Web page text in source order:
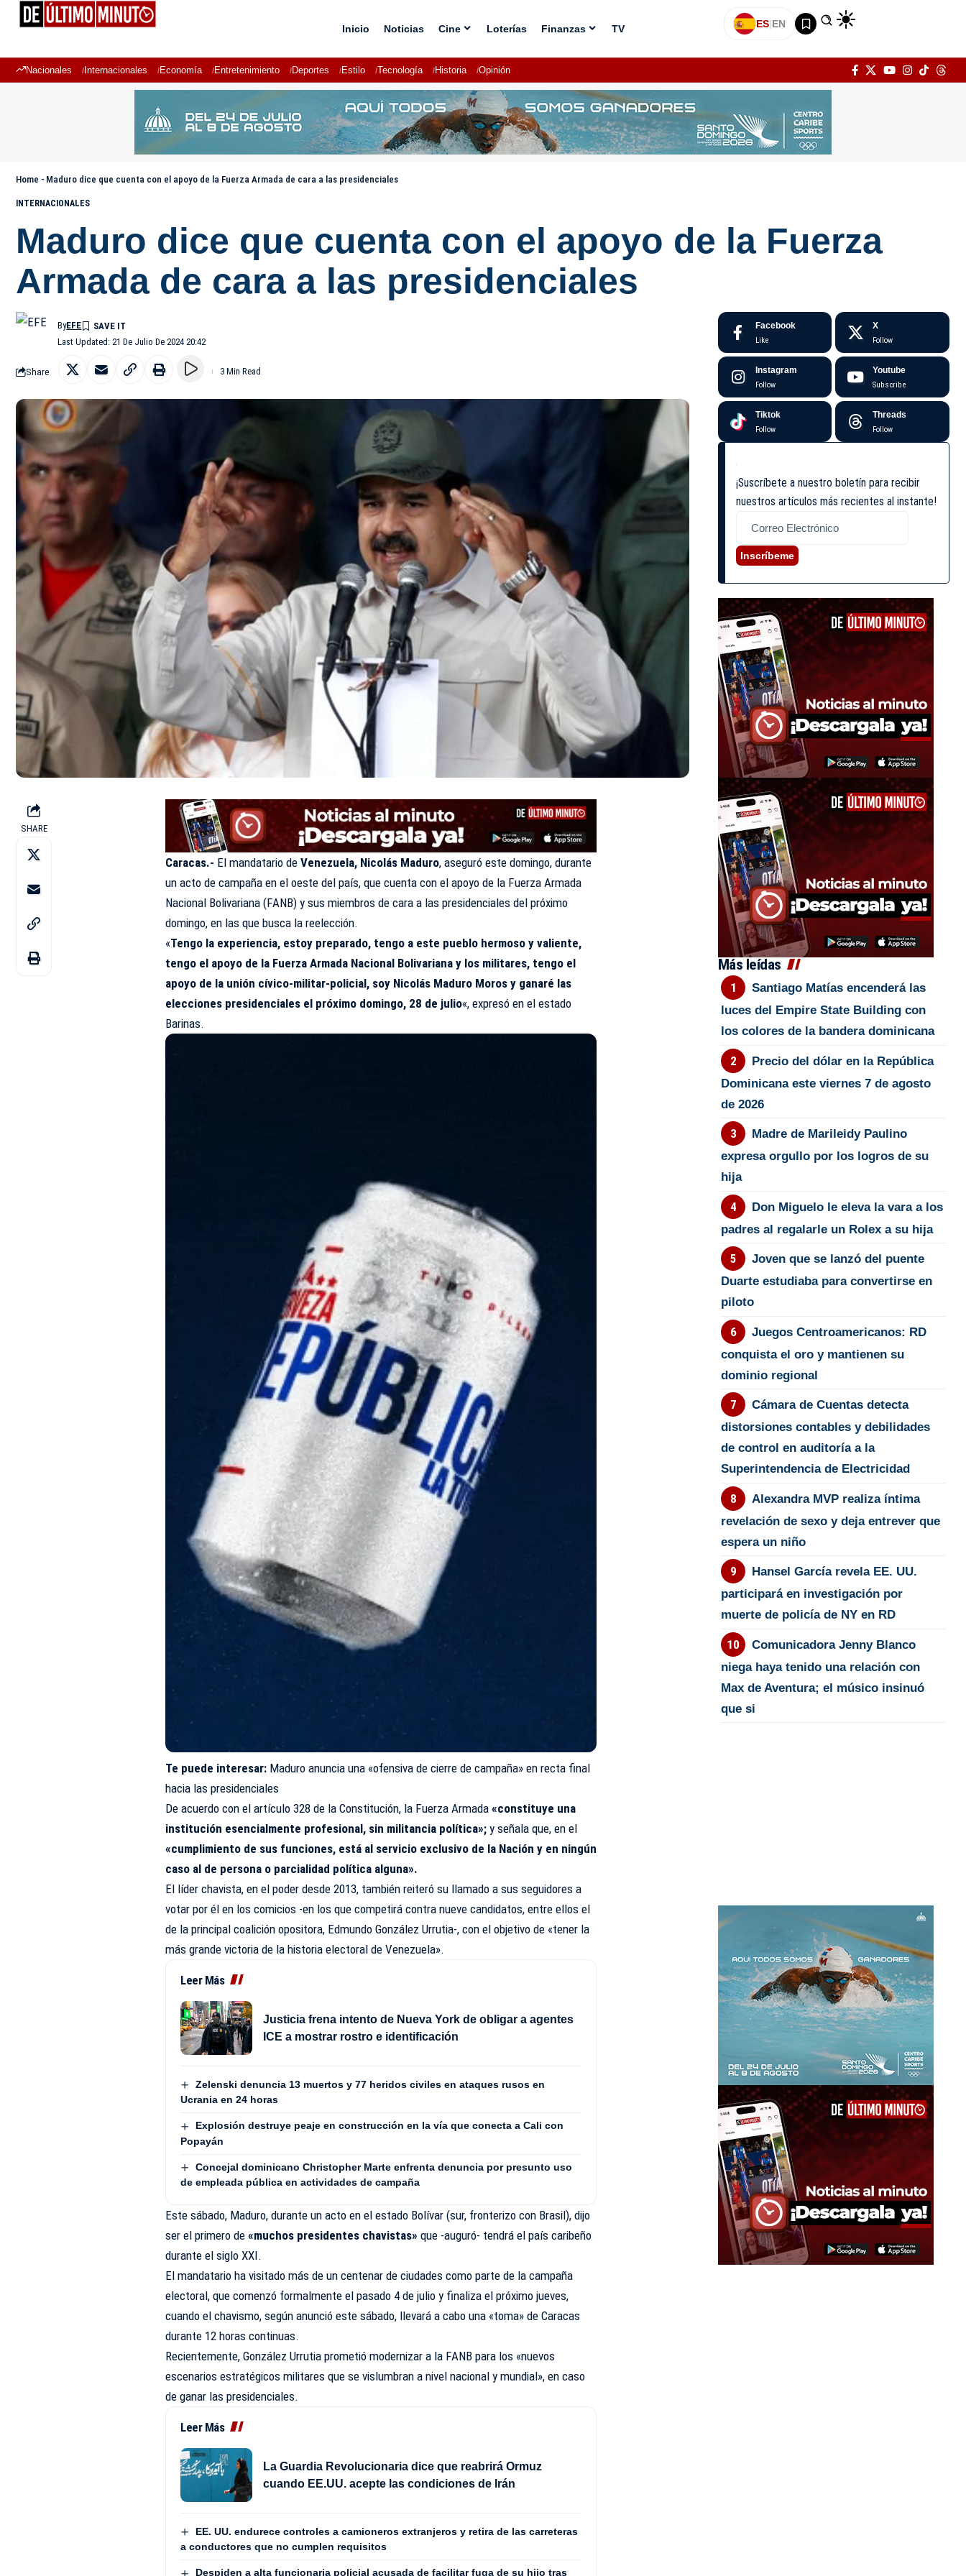
Inicio Noticias Cine Loterías Finanzas TV ES|EN
Nacionales Internacionales Economía Entretenimiento Deportes Estilo Tecnología Historia Opinión
Home - Maduro dice que cuenta con el apoyo de la Fuerza Armada de cara a las presidenciales
INTERNACIONALES
Maduro dice que cuenta con el apoyo de la Fuerza
Armada de cara a las presidenciales
Last Updated: 21 De Julio De 2024 20:42
ByEFE
Share 3 Min Read
SHARE
Caracas.- El mandatario deVenezuela, Nicolás Maduro, aseguró este domingo, durante
un acto de campaña en el oeste del país, que cuenta con el apoyo de la Fuerza Armada
Nacional Bolivariana (FANB) y sus miembros de cara a las presidenciales del próximo
domingo, en las que busca la reelección.
«Tengo la experiencia, estoy preparado, tengo a este pueblo hermoso y valiente,
tengo el apoyo de la Fuerza Armada Nacional Bolivariana y los militares, tengo el
apoyo de la unión cívico-militar-policial, soy Nicolás Maduro Moros y ganaré las
elecciones presidenciales el próximo domingo, 28 de julio«, expresó en el estado
Barinas.
Te puede interesar: Maduro anuncia una «ofensiva de cierre de campaña» en recta final
hacia las presidenciales
De acuerdo con el artículo 328 de la Constitución, la Fuerza Armada«constituye una
institución esencialmente profesional, sin militancia política»; y señala que, en el
«cumplimiento de sus funciones, está al servicio exclusivo de la Nación y en ningún
caso al de persona o parcialidad política alguna».
El líder chavista, en el poder desde 2013, también reiteró su llamado a sus seguidores a
votar por él en los comicios -en los que competirá contra nueve candidatos, entre ellos el
de la principal coalición opositora, Edmundo González Urrutia-, con el objetivo de «tener la
más grande victoria de la historia electoral de Venezuela».
Leer Más
Justicia frena intento de Nueva York de obligar a agentes
ICE a mostrar rostro e identificación
Zelenski denuncia 13 muertos y 77 heridos civiles en ataques rusos en
Ucrania en 24 horas
Explosión destruye peaje en construcción en la vía que conecta a Cali con
Popayán
Concejal dominicano Christopher Marte enfrenta denuncia por presunto uso
de empleada pública en actividades de campaña
Este sábado, Maduro, durante un acto en el estado Bolívar (sur, fronterizo con Brasil), dijo
ser el primero de«muchos presidentes chavistas» que -auguró- tendrá el país caribeño
durante el siglo XXI.
El mandatario ha visitado más de un centenar de ciudades como parte de la campaña
electoral, que comenzó formalmente el pasado 4 de julio y finaliza el próximo jueves,
cuando el chavismo, según anunció este sábado, llevará a cabo una «toma» de Caracas
durante 12 horas continuas.
Recientemente, González Urrutia prometió modernizar a la FANB para los «nuevos
escenarios estratégicos militares que se vislumbran a nivel nacional y mundial», en caso
de ganar las presidenciales.
Leer Más
La Guardia Revolucionaria dice que reabrirá Ormuz
cuando EE.UU. acepte las condiciones de Irán
EE. UU. endurece controles a camioneros extranjeros y retira de las carreteras
a conductores que no cumplen requisitos
Despiden a alta funcionaria policial acusada de facilitar fuga de su hijo tras
Facebook
Like
X
Follow
Instagram
Follow
Youtube
Subscribe
Tiktok
Follow
Threads
Follow
¡Suscríbete a nuestro boletín para recibir
nuestros artículos más recientes al instante!
Inscríbeme
Más leídas
Santiago Matías encenderá las
luces del Empire State Building con
los colores de la bandera dominicana
Precio del dólar en la República
Dominicana este viernes 7 de agosto
de 2026
Madre de Marileidy Paulino
expresa orgullo por los logros de su
hija
Don Miguelo le eleva la vara a los
padres al regalarle un Rolex a su hija
Joven que se lanzó del puente
Duarte estudiaba para convertirse en
piloto
Juegos Centroamericanos: RD
conquista el oro y mantienen su
dominio regional
Cámara de Cuentas detecta
distorsiones contables y debilidades
de control en auditoría a la
Superintendencia de Electricidad
Alexandra MVP realiza íntima
revelación de sexo y deja entrever que
espera un niño
Hansel García revela EE. UU.
participará en investigación por
muerte de policía de NY en RD
Comunicadora Jenny Blanco
niega haya tenido una relación con
Max de Aventura; el músico insinuó
que si